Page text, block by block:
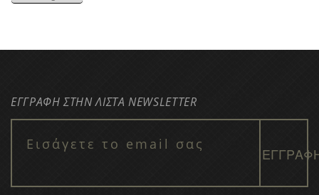
ΕΓΓΡΑΦΗ ΣΤΗΝ ΛΙΣΤΑ NEWSLETTER